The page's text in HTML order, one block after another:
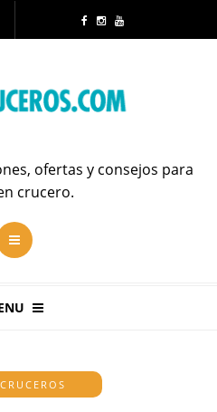
ofertas y consejos para
crucero.